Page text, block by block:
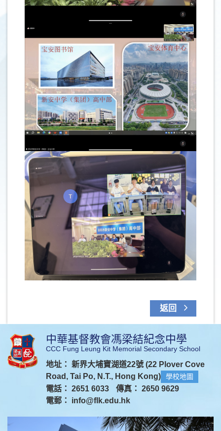
返回
中華基督教會馮梁結紀念中學
CCC Fung Leung Kit Memorial Secondary School
地址： 新界大埔寶湖道22號 (22 Plover Cove
Road, Tai Po, N.T., Hong Kong)
學校地圖
電話： 2651 6033
傳真： 2650 9629
電郵： info@flk.edu.hk